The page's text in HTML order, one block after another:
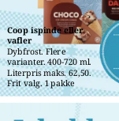
Coop ispinde eller
vafler
Dybfrost. Flere
varianter. 400-720 ml.
Literpris maks. 62,50.
Frit valg. 1 pakke